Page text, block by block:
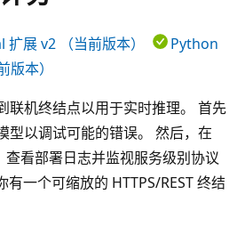
展 v2 （当前版本）
Python
本）
联机终结点以用于实时推理。 首先
型以调试可能的错误。 然后，在
看部署日志并监视服务级别协议
有一个可缩放的 HTTPS/REST 终结